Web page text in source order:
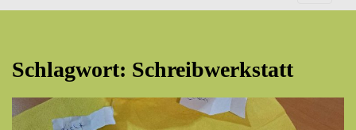
i
Schlagwort: Schreibwerkstatt